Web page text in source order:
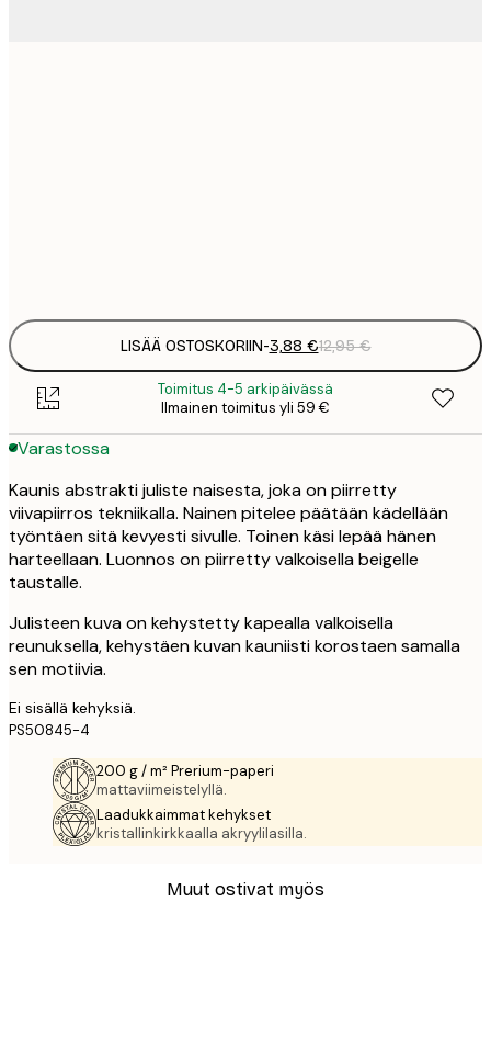
LISÄÄ OSTOSKORIIN-3,88 €12,95 €
Toimitus 4-5 arkipäivässä
Ilmainen toimitus yli 59 €
Varastossa
Kaunis abstrakti juliste naisesta, joka on piirretty
viivapiirros tekniikalla. Nainen pitelee päätään kädellään
työntäen sitä kevyesti sivulle. Toinen käsi lepää hänen
harteellaan. Luonnos on piirretty valkoisella beigelle
taustalle.
Julisteen kuva on kehystetty kapealla valkoisella
reunuksella, kehystäen kuvan kauniisti korostaen samalla
sen motiivia.
Ei sisällä kehyksiä.
PS50845-4
200 g / m² Prerium-paperi
mattaviimeistelyllä.
Laadukkaimmat kehykset
kristallinkirkkaalla akryylilasilla.
Muut ostivat myös